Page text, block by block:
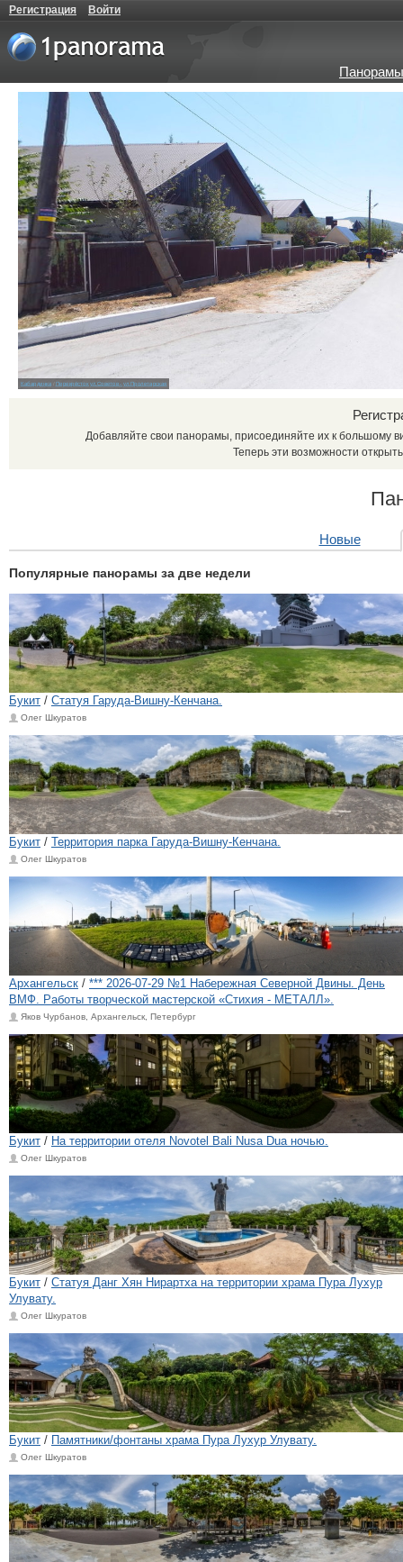
Регистрация Войти
Кабардинка Перекрёсток ул.Советов - ул.Пролетарская
Добавляйте свои панорамы, присоединяйте их к большому
Теперь эти возможности
Новые
Популярные панорамы за две недели
Букит / Статуя Гаруда-Вишну-Кенчана.
Олег Шкуратов
Букит / Территория парка Гаруда-Вишну-Кенчана.
Олег Шкуратов
Архангельск / *** 2026-07-29 №1 Набережная Северной Двины. День
ВМФ. Работы творческой мастерской «Стихия - МЕТАЛЛ».
Яков Чурбанов, Архангельск, Петербург
Букит / На территории отеля Novotel Bali Nusa Dua ночью.
Олег Шкуратов
Букит / Статуя Данг Хян Нирартха на территории храма Пура Лухур
Улувату.
Олег Шкуратов
Букит / Памятники/фонтаны храма Пура Лухур Улувату.
Олег Шкуратов